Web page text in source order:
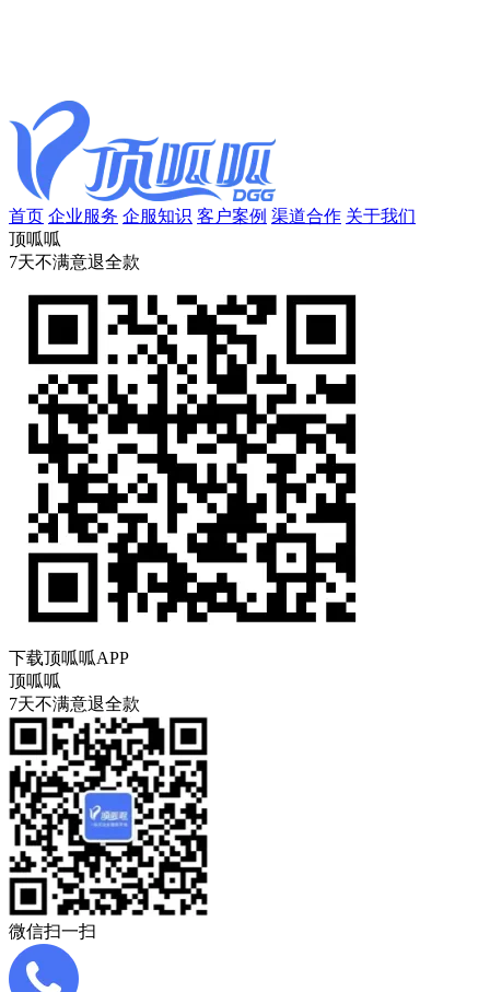
首页 企业服务 企服知识 客户案例 渠道合作 关于我们
顶呱呱
7天不满意退全款
下载顶呱呱APP
顶呱呱
7天不满意退全款
微信扫一扫